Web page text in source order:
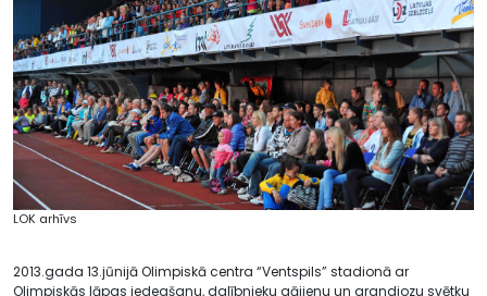
LOK arhīvs
2013.gada 13.jūnijā Olimpiskā centra “Ventspils” stadionā ar
Olimpiskās lāpas iedegšanu, dalībnieku gājienu un grandiozu svētku